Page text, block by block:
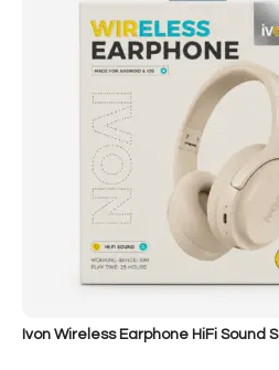
Ivon Wireless Earphone HiFi Sound